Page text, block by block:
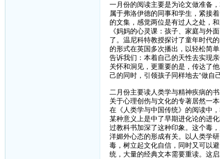
一月份的阅读主要是为论文做准备
属于弗洛伊德的同事和学生，紧接
的文集，感觉两位是有过人之处，
《妈妈的心灵课：孩子、家庭与外
了。温尼科特教授探讨了童年时代
的形式在英国多次播出，以轻松简
告诉我们：本着自己的天性去实现
关怀和洞见，更重要的是，传达了
己的同时，引领孩子同样地去“做自
二月份主要读人类学与精神疾病的
关于心理创伤与文化的专著居然一
在《人类学与中国传统》的阅读中
某种意义上是中了早期进化论的进
过教科书加深了这种印象。这个毒
洋媚外心态的形成有关。以人类学
毒，树立起文化自信，同时又可以
统，大量的经典文本需要重读。这